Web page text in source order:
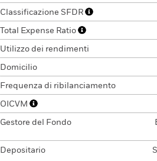
Classificazione SFDR
Total Expense Ratio
Utilizzo dei rendimenti
Domicilio
Frequenza di ribilanciamento
OICVM
Gestore del Fondo
Depositario